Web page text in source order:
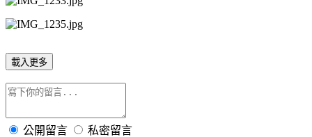
載入更多
公開留言 私密留言